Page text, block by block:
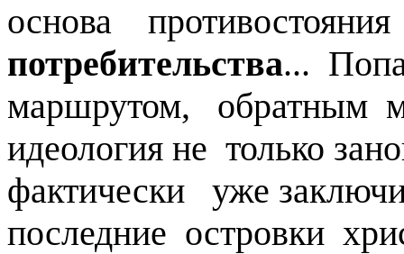
основа
потребительства...
маршрутом, обратным
идеология не только
фактически уже
последние островки